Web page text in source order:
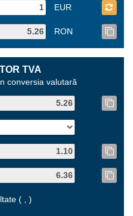
EUR
RON
TVA
conversia valutară
( , )